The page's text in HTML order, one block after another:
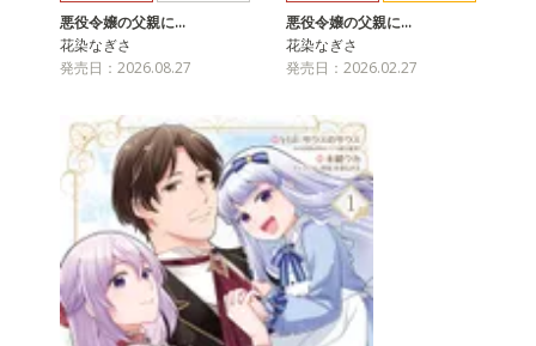
悪役令嬢の父親に…
花染なぎさ
発売日：2026.08.27
悪役令嬢の父親に…
花染なぎさ
発売日：2026.02.27